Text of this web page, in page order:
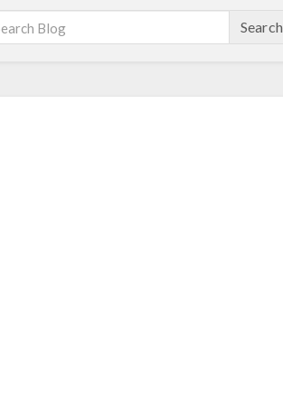
Search